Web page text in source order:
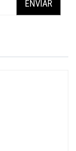
ENVIAR